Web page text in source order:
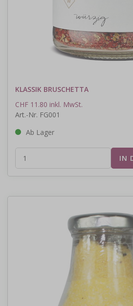
KLASSIK BRUSCHETTA
CHF 11.80 inkl. MwSt.
Art.-Nr. FG001
Ab Lager